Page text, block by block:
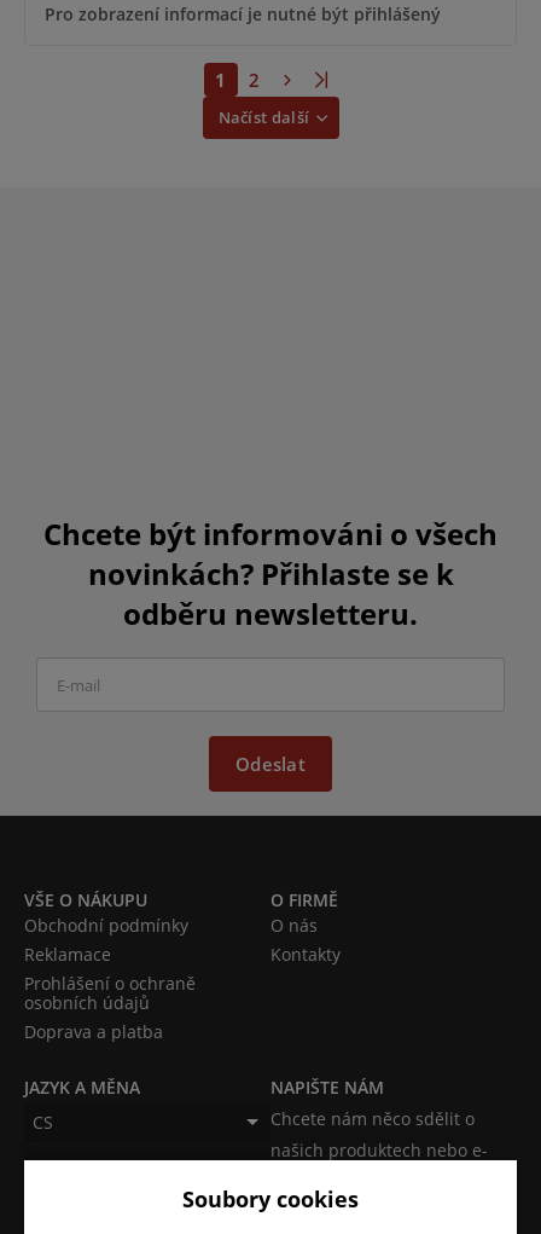
Pro zobrazení informací je nutné být přihlášený
Načíst další
1 2
Chcete být informováni o všech
novinkách? Přihlaste se k
odběru newsletteru.
Odeslat
VŠE O NÁKUPU
Obchodní podmínky
Reklamace
Prohlášení o ochraně
osobních údajů
Doprava a platba
O FIRMĚ
O nás
Kontakty
JAZYK A MĚNA
CS
CZK (Kč)
NAPIŠTE NÁM
Chcete nám něco sdělit o
našich produktech nebo e-
Soubory cookies